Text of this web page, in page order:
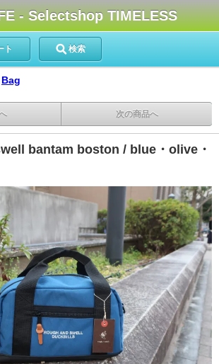
- Selectshop TIMELESS
ト 検索
Bag
次の商品へ
bantam boston / blue・olive・